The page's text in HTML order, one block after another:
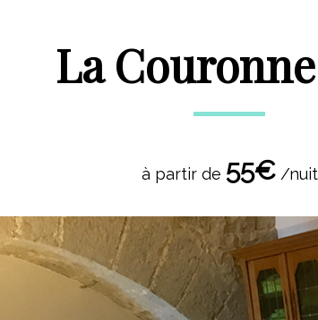
La
à partir de 55€/nuit